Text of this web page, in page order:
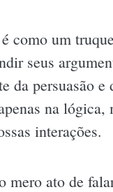
como um
seus
da persuasão
na
interações.
mero ato de